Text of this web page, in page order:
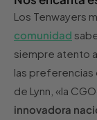
Los Tenwayers
comunidad
siempre atento
las preferencias
de Lynn, «la
innovadora